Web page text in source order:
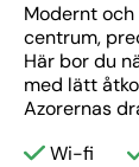
Modernt
centrum,
Här bor du
med lätt
Azorernas
Wi-fi